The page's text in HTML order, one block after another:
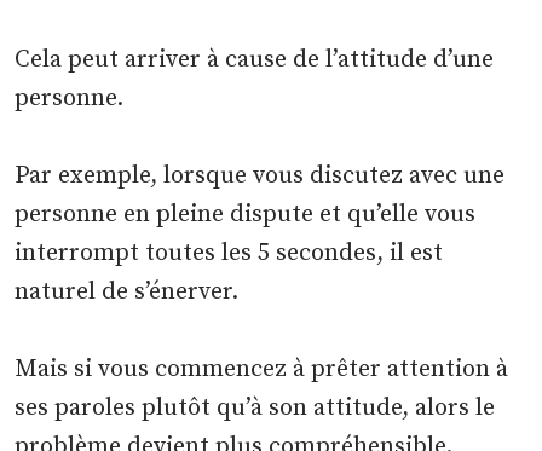
Cela peut arriver à cause de l’attitude d’une
personne.
Par exemple, lorsque vous discutez avec une
personne en pleine dispute et qu’elle vous
interrompt toutes les 5 secondes, il est
naturel de s’énerver.
Mais si vous commencez à prêter attention à
ses paroles plutôt qu’à son attitude, alors le